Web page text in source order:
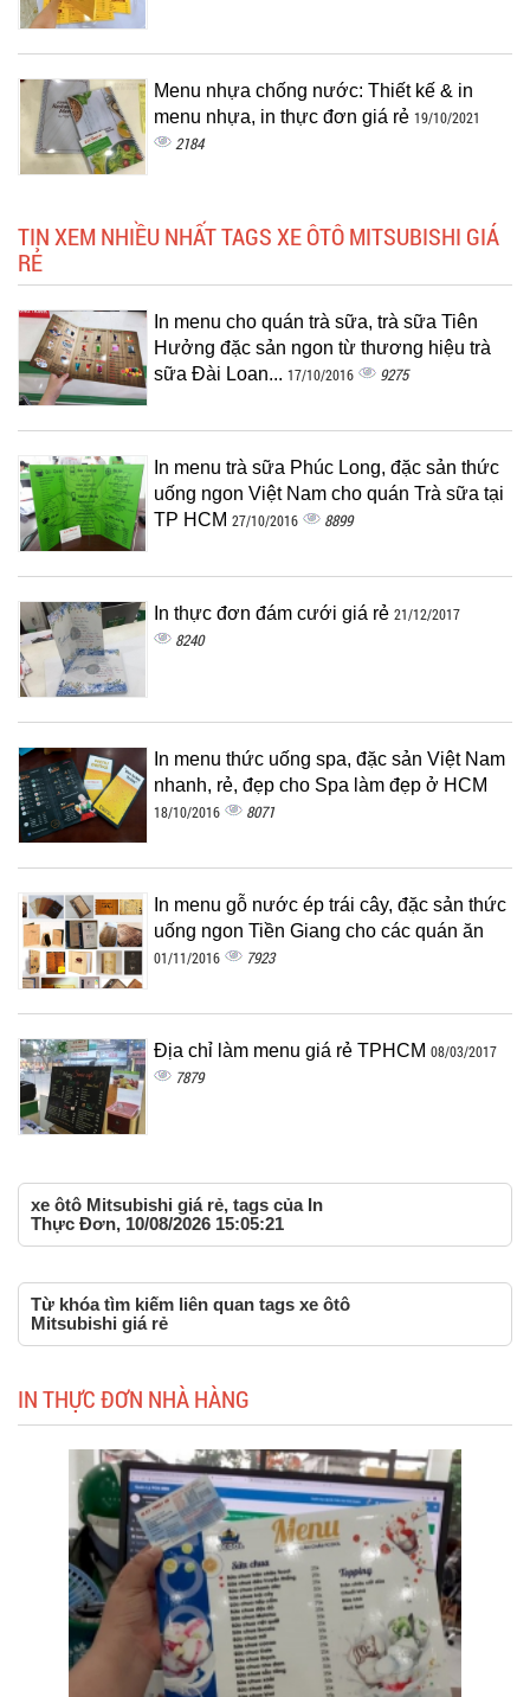
Menu nhựa chống nước: Thiết kế & in
menu nhựa, in thực đơn giá rẻ 19/10/2021
2184
TIN XEM NHIỀU NHẤT TAGS XE ÔTÔ MITSUBISHI GIÁ
RẺ
In menu cho quán trà sữa, trà sữa Tiên
Hưởng đặc sản ngon từ thương hiệu trà
sữa Đài Loan... 17/10/2016 9275
In menu trà sữa Phúc Long, đặc sản thức
uống ngon Việt Nam cho quán Trà sữa tại
TP HCM 27/10/2016 8899
In thực đơn đám cưới giá rẻ 21/12/2017
8240
In menu thức uống spa, đặc sản Việt Nam
nhanh, rẻ, đẹp cho Spa làm đẹp ở HCM
18/10/2016 8071
In menu gỗ nước ép trái cây, đặc sản thức
uống ngon Tiền Giang cho các quán ăn
01/11/2016 7923
Địa chỉ làm menu giá rẻ TPHCM 08/03/2017
7879
xe ôtô Mitsubishi giá rẻ, tags của In
Thực Đơn, 10/08/2026 15:05:21
Từ khóa tìm kiếm liên quan tags xe ôtô
Mitsubishi giá rẻ
IN THỰC ĐƠN NHÀ HÀNG